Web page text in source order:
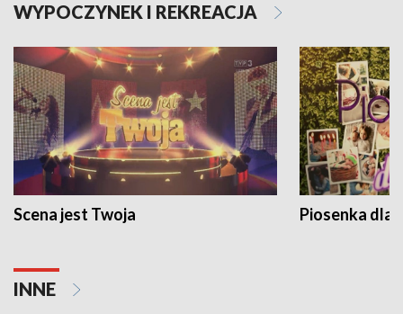
WYPOCZYNEK I REKREACJA
Scena jest Twoja Piosenka dla
INNE